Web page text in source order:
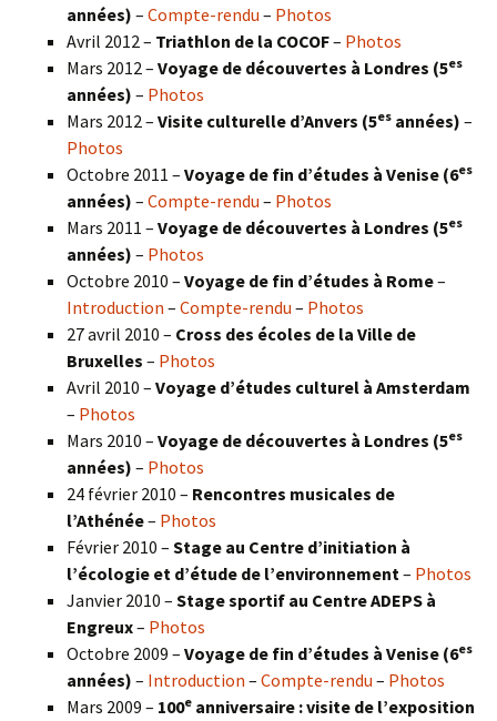
années) – Compte-rendu – Photos
Avril 2012 – Triathlon de la COCOF– Photos
Mars 2012 – Voyage de découvertes à Londres (5es
années) – Photos
Mars 2012 – Visite culturelle d’Anvers (5es années) –
Photos
Octobre 2011 – Voyage de fin d’études à Venise (6es
années) – Compte-rendu – Photos
Mars 2011 – Voyage de découvertes à Londres (5es
années) – Photos
Octobre 2010 – Voyage de fin d’études à Rome–
Introduction – Compte-rendu – Photos
27 avril 2010 – Cross des écoles de la Ville de
Bruxelles – Photos
Avril 2010 – Voyage d’études culturel à Amsterdam
– Photos
Mars 2010 – Voyage de découvertes à Londres (5es
années) – Photos
24 février 2010 – Rencontres musicales de
l’Athénée– Photos
Février 2010 – Stage au Centre d’initiation à
l’écologie et d’étude de l’environnement – Photos
Janvier 2010 – Stage sportif au Centre ADEPS à
Engreux– Photos
Octobre 2009 – Voyage de fin d’études à Venise (6es
années) – Introduction – Compte-rendu – Photos
Mars 2009 – 100e anniversaire : visite de l’exposition